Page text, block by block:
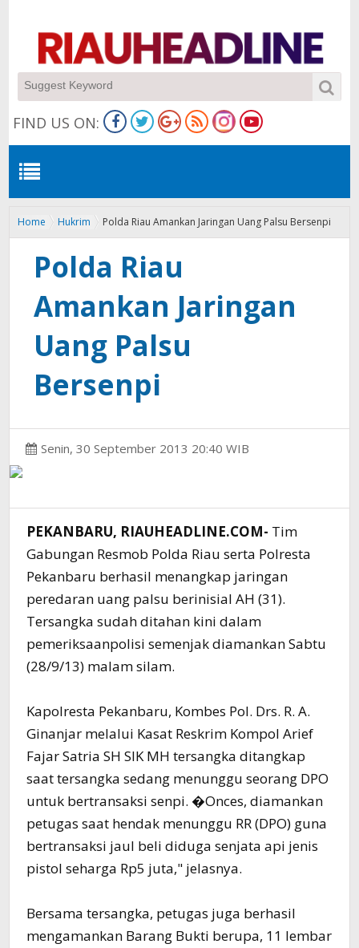
FIND US ON:
Home Hukrim Polda Riau Amankan Jaringan Uang Palsu Bersenpi
Polda Riau
Amankan Jaringan
Uang Palsu
Bersenpi
Senin, 30 September 2013 20:40 WIB
PEKANBARU, RIAUHEADLINE.COM- Tim
Gabungan Resmob Polda Riau serta Polresta
Pekanbaru berhasil menangkap jaringan
peredaran uang palsu berinisial AH (31).
Tersangka sudah ditahan kini dalam
pemeriksaanpolisi semenjak diamankan Sabtu
(28/9/13) malam silam.
Kapolresta Pekanbaru, Kombes Pol. Drs. R. A.
Ginanjar melalui Kasat Reskrim Kompol Arief
Fajar Satria SH SIK MH tersangka ditangkap
saat tersangka sedang menunggu seorang DPO
untuk bertransaksi senpi. �Onces, diamankan
petugas saat hendak menunggu RR (DPO) guna
bertransaksi jaul beli diduga senjata api jenis
pistol seharga Rp5 juta," jelasnya.
Bersama tersangka, petugas juga berhasil
mengamankan Barang Bukti berupa, 11 lembar